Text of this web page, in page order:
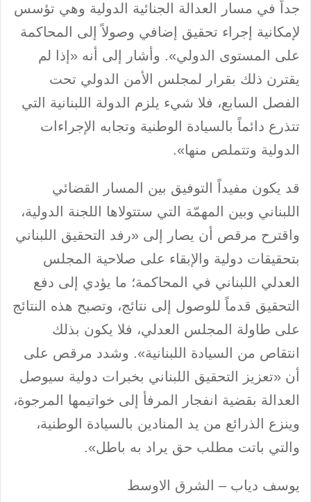
جداً في مسار العدالة الجنائية الدولية وهي تؤسس
لإمكانية إجراء تحقيق إضافي وصولاً إلى المحاكمة
على المستوى الدولي». وأشار إلى أنه «إذا لم
يقترن ذلك بقرار لمجلس الأمن الدولي تحت
الفصل السابع، فلا شيء يلزم الدولة اللبنانية التي
تتذرع دائماً بالسيادة الوطنية وتجابه الإجراءات
الدولية وتتملص منها».
قد يكون مفيداً التوفيق بين المسار القضائي
اللبناني وبين المهمّة التي ستتولاها اللجنة الدولية،
واقترح مرقص أن يصار إلى «رفد التحقيق اللبناني
بتحقيقات دولية والإبقاء على صلاحية المجلس
العدلي اللبناني في المحاكمة؛ ما يؤدي إلى دفع
التحقيق قدماً للوصول إلى نتائج، وتصبح هذه النتائج
على طاولة المجلس العدلي، فلا يكون بذلك
انتقاص من السيادة اللبنانية». وشدد مرقص على
أن «تعزيز التحقيق اللبناني بخبرات دولية سيوصل
العدالة بقضية انفجار المرفأ إلى خواتيمها المرجوة،
وينزع الذرائع من يد المنادين بالسيادة الوطنية،
والتي باتت مطلب حق يراد به باطل».
يوسف دياب – الشرق الاوسط